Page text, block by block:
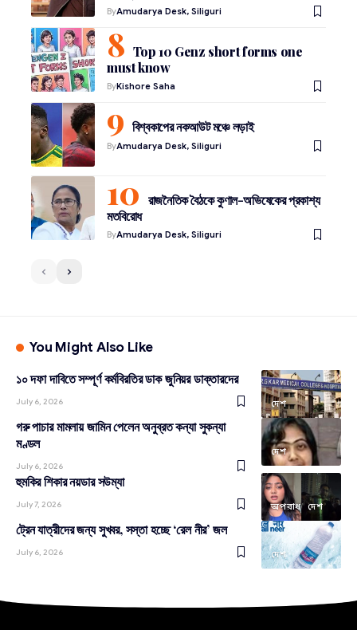
ByAmudarya Desk, Siliguri
Top 10 Genz short forms one
must know
ByKishore Saha
বিশ্বকাপের নকআউট মঞ্চে লড়াই
ByAmudarya Desk, Siliguri
রাজনৈতিক বৈঠকে কুণাল-অভিষেকের প্রকাশ্য
মতবিরোধ
ByAmudarya Desk, Siliguri
You Might Also Like
দেশ
১০ দফা দাবিতে সম্পূর্ণ কর্মবিরতির ডাক জুনিয়র ডাক্তারদের
July 6, 2026
দেশ
গরু পাচার মামলায় জামিন পেলেন অনুব্রত কন্যা সুকন্যা
মণ্ডল
July 6, 2026
অপরাধ দেশ
হুমকির শিকার নয়ডার সউম্যা
July 7, 2026
দেশ
ট্রেন যাত্রীদের জন্য সুখবর, সস্তা হচ্ছে ‘রেল নীর’ জল
July 6, 2026